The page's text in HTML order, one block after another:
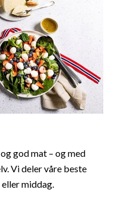
god mat – og med
Vi deler våre beste
middag.